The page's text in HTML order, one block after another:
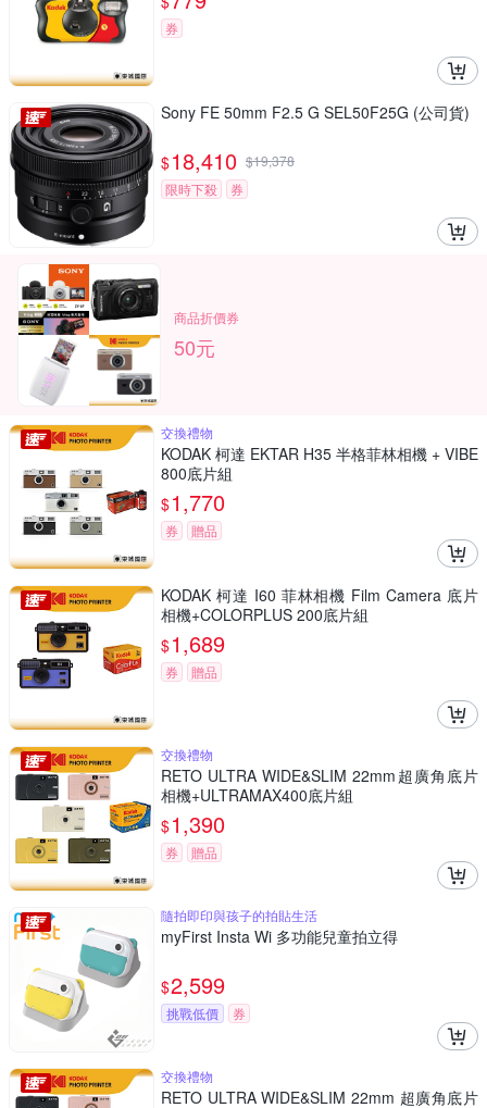
券
Sony FE 50mm F2.5 G SEL50F25G (公司貨)
$18,410 $19,378
限時下殺
券
商品折價券
50元
交換禮物
KODAK 柯達 EKTAR H35 半格菲林相機 + VIBE
800底片組
$1,770
券 贈品
KODAK 柯達 I60 菲林相機 Film Camera 底片
相機+COLORPLUS 200底片組
$1,689
券 贈品
交換禮物
RETO ULTRA WIDE&SLIM 22mm超廣角底片
相機+ULTRAMAX400底片組
$1,390
券 贈品
隨拍即印與孩子的拍貼生活
myFirst Insta Wi 多功能兒童拍立得
$2,599
挑戰低價 券
交換禮物
RETO ULTRA WIDE&SLIM 22mm 超廣角底片